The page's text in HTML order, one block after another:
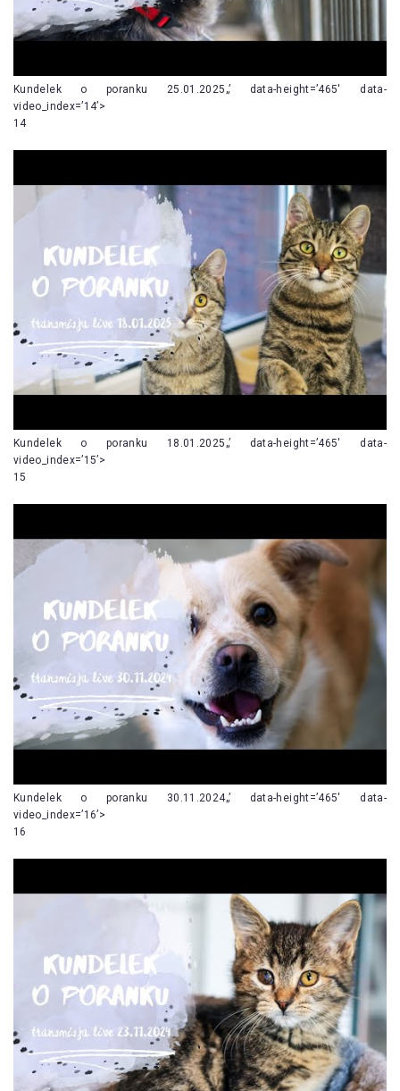
Kundelek o poranku 25.01.2025„’ data-height=’465′ data-
video_index=’14’>
14
Kundelek o poranku 18.01.2025„’ data-height=’465′ data-
video_index=’15’>
15
Kundelek o poranku 30.11.2024„’ data-height=’465′ data-
video_index=’16’>
16